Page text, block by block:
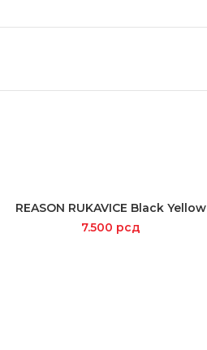
SELECT OPTIONS
REASON RUKAVICE Black Yellow
7.500 рсд